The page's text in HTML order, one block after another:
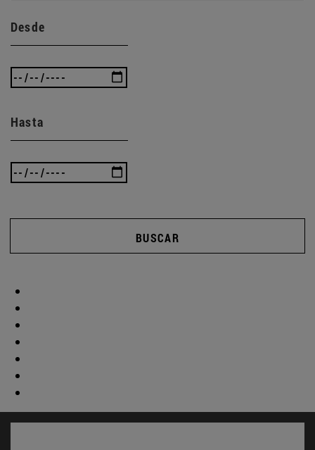
Desde
Hasta
BUSCAR